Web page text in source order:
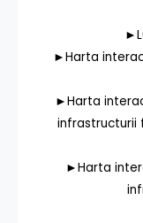
►Harta
►Harta
infrastructurii
►Harta